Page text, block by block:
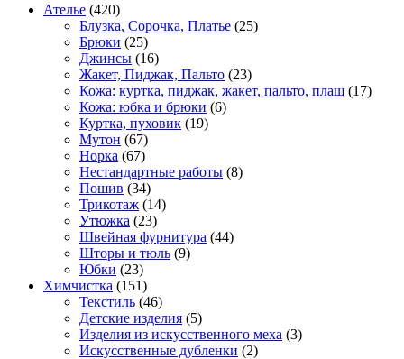
Ателье (420)
Блузка, Сорочка, Платье (25)
Брюки (25)
Джинсы (16)
Жакет, Пиджак, Пальто (23)
Кожа: куртка, пиджак, жакет, пальто, плащ (17)
Кожа: юбка и брюки (6)
Куртка, пуховик (19)
Мутон (67)
Норка (67)
Нестандартные работы (8)
Пошив (34)
Трикотаж (14)
Утюжка (23)
Швейная фурнитура (44)
Шторы и тюль (9)
Юбки (23)
Химчистка (151)
Текстиль (46)
Детские изделия (5)
Изделия из искусственного меха (3)
Искусственные дубленки (2)